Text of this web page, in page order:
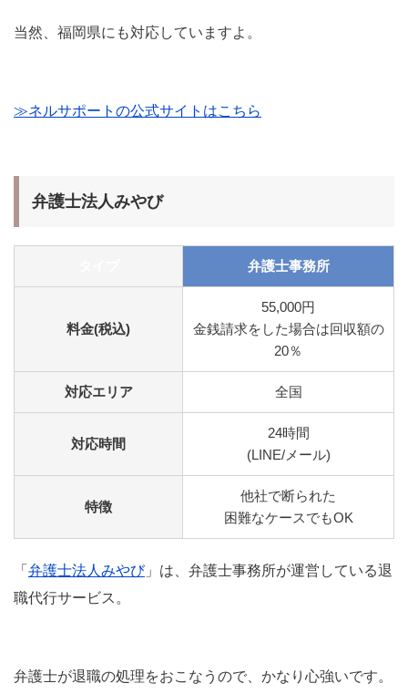
当然、福岡県にも対応していますよ。
≫ネルサポートの公式サイトはこちら
弁護士法人みやび
弁護士事務所
料金(税込)
55,000円
金銭請求をした場合は回収額の
20％
対応エリア 全国
対応時間
24時間
(LINE/メール)
特徴
他社で断られた
困難なケースでもOK
「 弁護士法人みやび」は、弁護士事務所が運営している退
職代行サービス。
弁護士が退職の処理をおこなうので、かなり心強いです。